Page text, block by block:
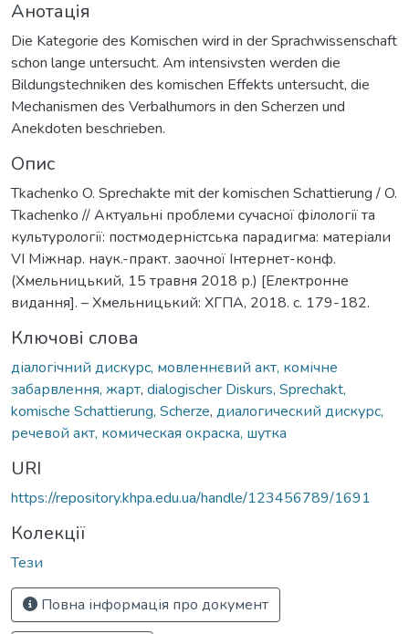
Анотація
Die Kategorie des Komischen wird in der Sprachwissenschaft
schon lange untersucht. Am intensivsten werden die
Bildungstechniken des komischen Effekts untersucht, die
Mechanismen des Verbalhumors in den Scherzen und
Anekdoten beschrieben.
Опис
Tkachenko O. Sprechakte mit der komischen Schattierung / O.
Tkachenko // Актуальні проблеми сучасної філології та
культурології: постмодерністська парадигма: матеріали
VІ Міжнар. наук.-практ. заочної Інтернет-конф.
(Хмельницький, 15 травня 2018 р.) [Електронне
видання]. – Хмельницький: ХГПА, 2018. с. 179-182.
Ключові слова
діалогічний дискурс, мовленнєвий акт, комічне
забарвлення, жарт, dialogischer Diskurs, Sprechakt,
komische Schattierung, Scherze, диалогический дискурс,
речевой акт, комическая окраска, шутка
URI
https://repository.khpa.edu.ua/handle/123456789/1691
Колекції
Тези
Повна інформація про документ